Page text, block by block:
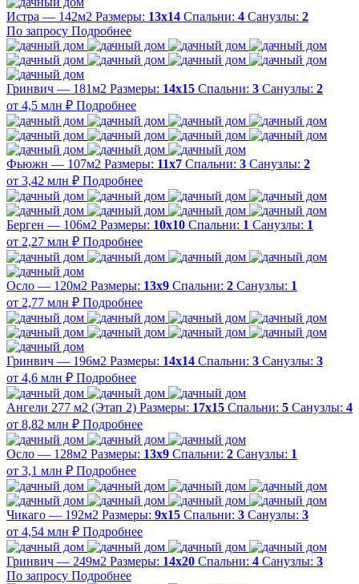
Истра — 142м2 Размеры: 13х14 Спальни: 4 Санузлы: 2
По запросу Подробнее
Гринвич — 181м2 Размеры: 14х15 Спальни: 3 Санузлы: 2
от 4,5 млн ₽ Подробнее
Фьюжн — 107м2 Размеры: 11х7 Спальни: 3 Санузлы: 2
от 3,42 млн ₽ Подробнее
Берген — 106м2 Размеры: 10х10 Спальни: 1 Санузлы: 1
от 2,27 млн ₽ Подробнее
Осло — 120м2 Размеры: 13х9 Спальни: 2 Санузлы: 1
от 2,77 млн ₽ Подробнее
Гринвич — 196м2 Размеры: 14х14 Спальни: 3 Санузлы: 3
от 4,6 млн ₽ Подробнее
Ангели 277 м2 (Этап 2) Размеры: 17х15 Спальни: 5 Санузлы: 4
от 8,82 млн ₽ Подробнее
Осло — 128м2 Размеры: 13х9 Спальни: 2 Санузлы: 1
от 3,1 млн ₽ Подробнее
Чикаго — 192м2 Размеры: 9х15 Спальни: 3 Санузлы: 3
от 4,54 млн ₽ Подробнее
Гринвич — 249м2 Размеры: 14х20 Спальни: 4 Санузлы: 3
По запросу Подробнее